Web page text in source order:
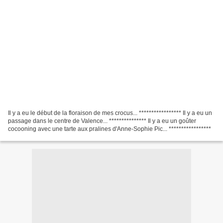
Il y a eu le début de la floraison de mes crocus... ***************** Il y a eu un
passage dans le centre de Valence... *************** Il y a eu un goûter
cocooning avec une tarte aux pralines d'Anne-Sophie Pic... *****************